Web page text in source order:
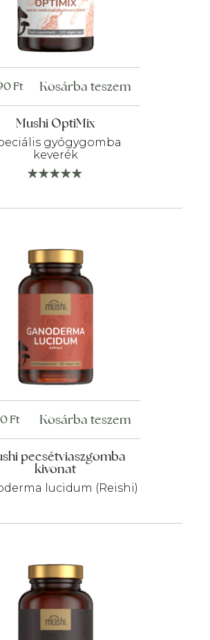
Mushi OptiMix
gyógygomba
keverék
Ft Kosárba teszem
pecsétviaszgomba
kivonat
lucidum (Reishi)
Ft Kosárba teszem